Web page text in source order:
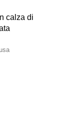
calza di